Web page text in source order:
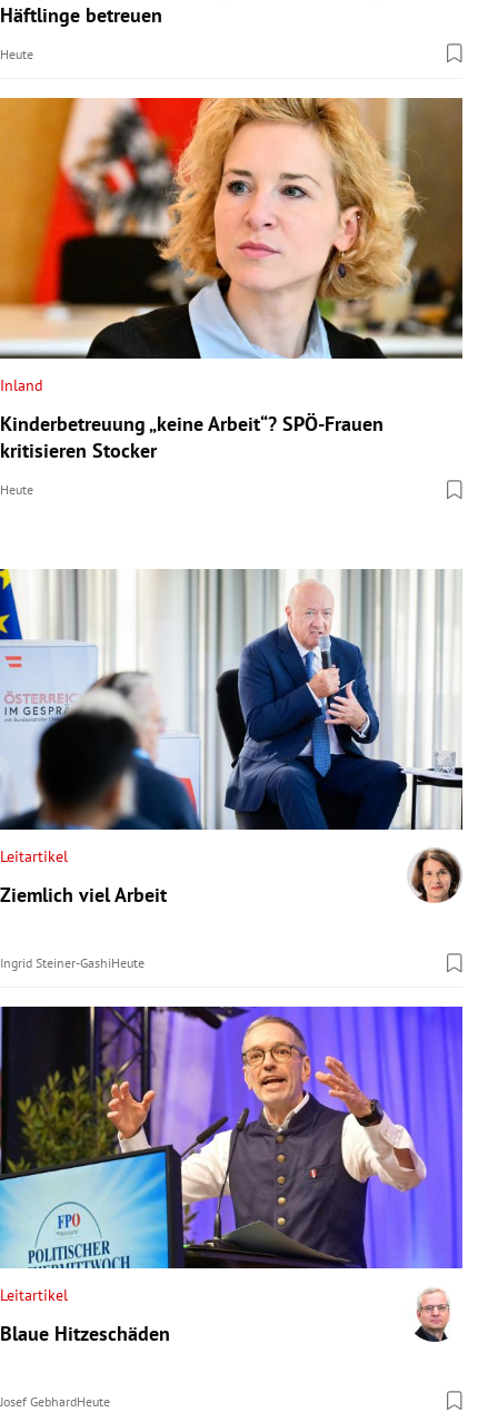
Häftlinge betreuen
Heute
Inland
Kinderbetreuung „keine Arbeit“? SPÖ-Frauen
kritisieren Stocker
Heute
Leitartikel
Ziemlich viel Arbeit
Ingrid Steiner-GashiHeute
Leitartikel
Blaue Hitzeschäden
Josef GebhardHeute